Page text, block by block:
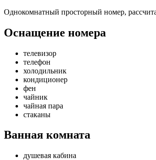
Однокомнатный просторный номер,
Оснащение номера
телевизор
телефон
холодильник
кондиционер
фен
чайник
чайная пара
стаканы
Ванная комната
душевая кабина